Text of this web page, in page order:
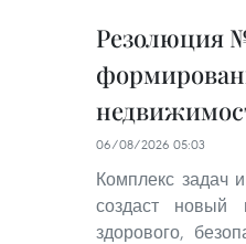
Резолюция
06/08/2026 05:03
Комплекс задач
создаст новый
здорового,